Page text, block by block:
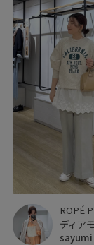
ROPÉ
ディア
sayumi